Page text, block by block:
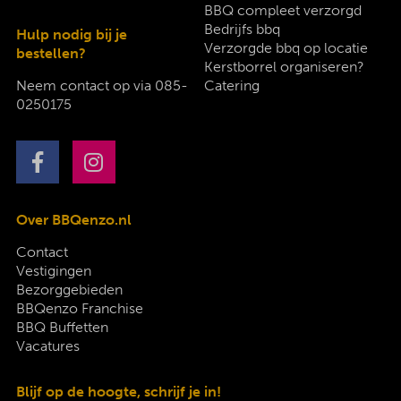
Hulp nodig bij je
bestellen?
Neem contact op via 085-
0250175
BBQ compleet verzorgd
Bedrijfs bbq
Verzorgde bbq op locatie
Kerstborrel organiseren?
Catering
Over BBQenzo.nl
Contact
Vestigingen
Bezorggebieden
BBQenzo Franchise
BBQ Buffetten
Vacatures
Blijf op de hoogte, schrijf je in!